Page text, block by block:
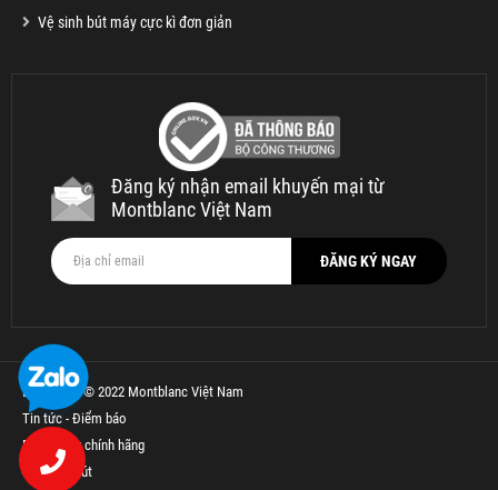
Vệ sinh bút máy cực kì đơn giản
Đăng ký nhận email khuyến mại từ
Montblanc Việt Nam
Bản quyền © 2022 Montblanc Việt Nam
Tin tức - Điểm báo
Bút Parker chính hãng
Thế Giới Bút